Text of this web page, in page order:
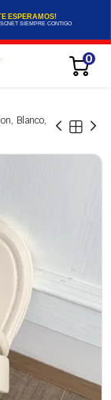
ESPERAMOS!
SIEMPRE CONTIGO
0
Blanco,